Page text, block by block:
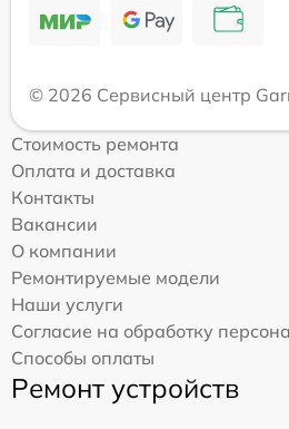
© 2026 Сервисный центр
Стоимость ремонта
Оплата и доставка
Контакты
Вакансии
О компании
Ремонтируемые модели
Наши услуги
Согласие на обработку
Способы оплаты
Ремонт устройств